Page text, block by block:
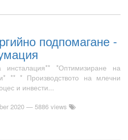
подпомагане -
инсталация** *Оптимизиране на
** * Производството на млечни
и инвести...
2020 — 5886 views